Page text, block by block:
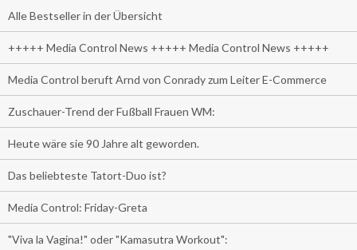
Alle Bestseller in der Übersicht
+++++ Media Control News +++++ Media Control News +++++
Media Control beruft Arnd von Conrady zum Leiter E-Commerce
Zuschauer-Trend der Fußball Frauen WM:
Heute wäre sie 90 Jahre alt geworden.
Das beliebteste Tatort-Duo ist?
Media Control: Friday-Greta
"Viva la Vagina!" oder "Kamasutra Workout":